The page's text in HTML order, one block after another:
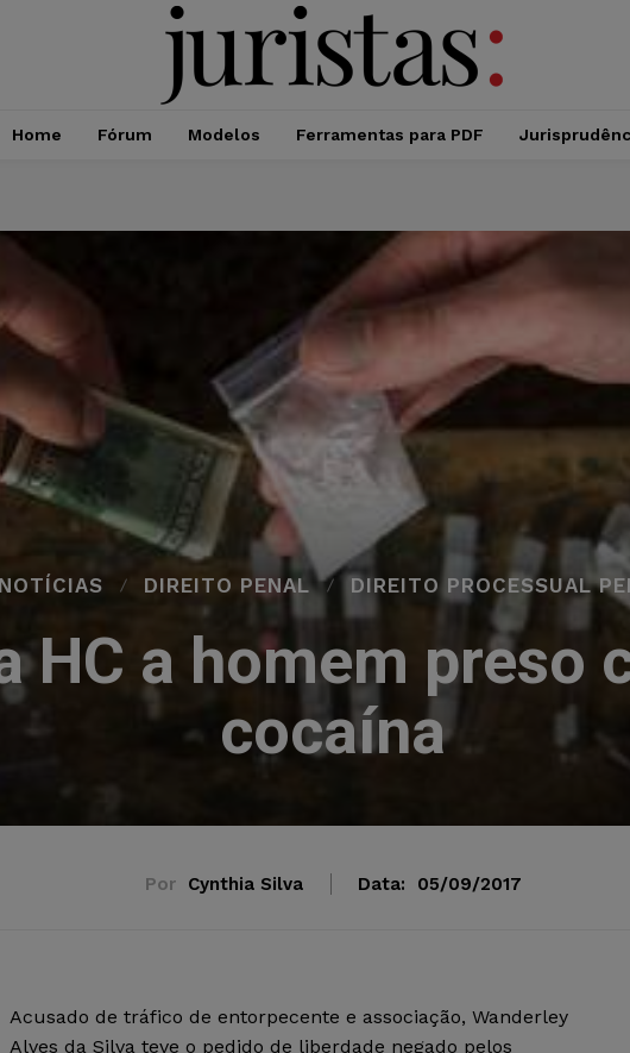
Home Fórum Modelos Ferramentas para PDF
NOTÍCIAS DIREITO PENAL DIREITO PROCESSUAL
HC a homem preso
cocaína
Por Cynthia Silva Data: 05/09/2017
Acusado de tráfico de entorpecente e associação, Wanderley
Alves da Silva teve o pedido de liberdade negado pelos